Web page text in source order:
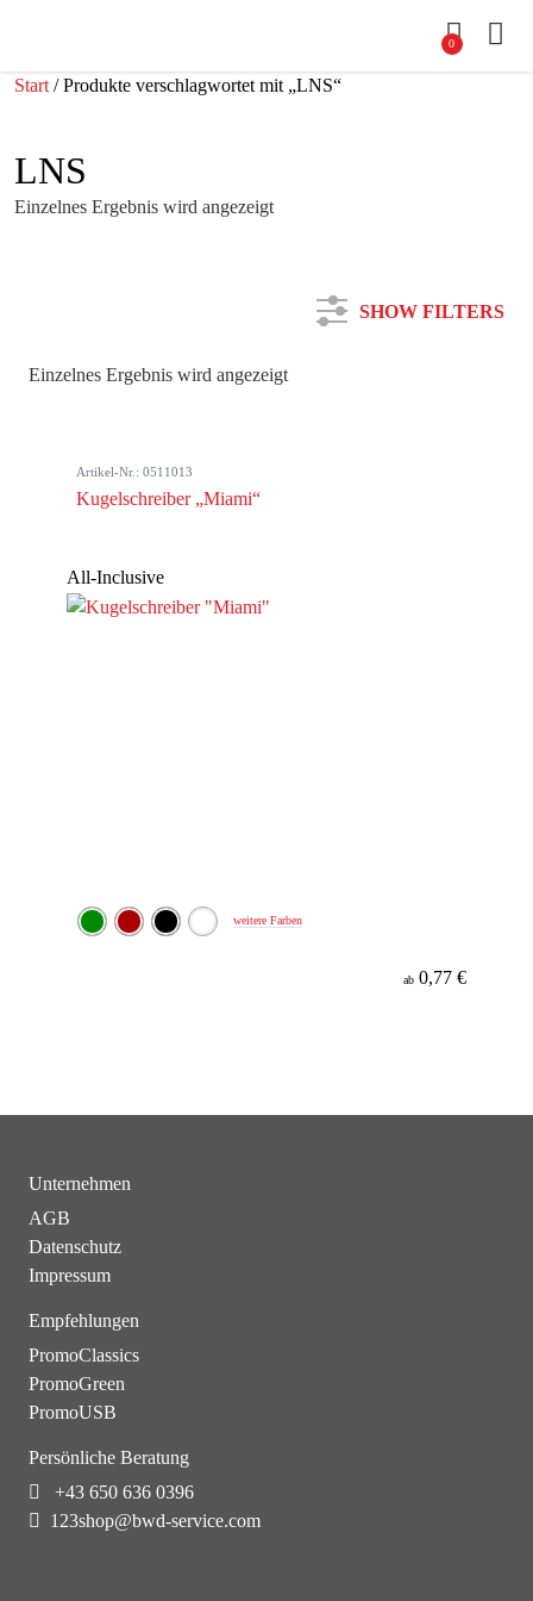
0
Start / Produkte verschlagwortet mit „LNS“
LNS
Einzelnes Ergebnis wird angezeigt
SHOW FILTERS
Farbe
Einzelnes Ergebnis wird angezeigt
Artikel-Nr.: 0511013
Kugelschreiber „Miami“
All-Inclusive
weitere Farben
ab 0,77 €
Unternehmen
AGB
Datenschutz
Impressum
Empfehlungen
PromoClassics
PromoGreen
PromoUSB
Persönliche Beratung
+43 650 636 0396
123shop@bwd-service.com